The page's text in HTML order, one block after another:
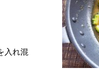
入れ混